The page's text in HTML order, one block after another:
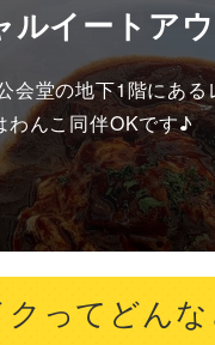
ルイートア
会堂の地下1階にある
わんこ同伴OKです♪
ってどんな